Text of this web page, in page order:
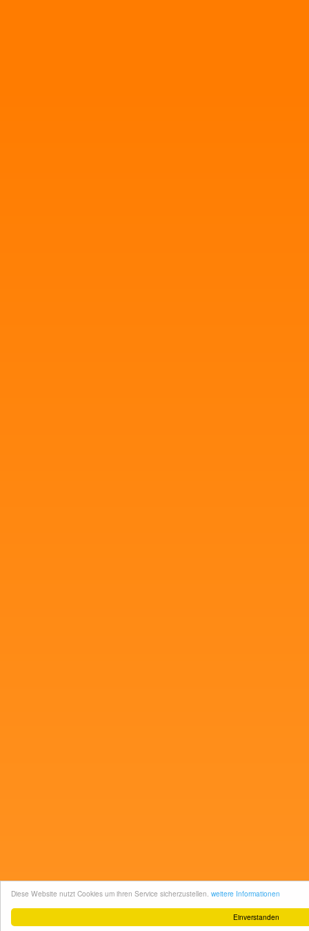
Einverstanden
Diese Website nutzt Cookies um ihren Service sicherzustellen. weitere Informationen